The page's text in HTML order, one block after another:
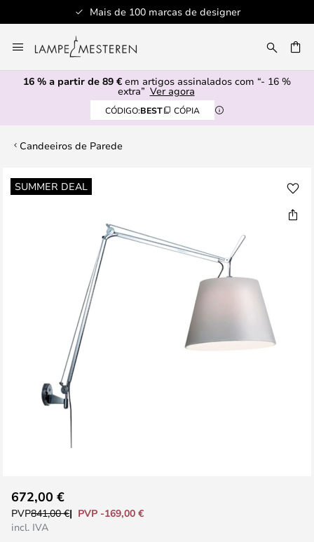
Mais de 100 marcas de designer
para
o
Conteúdo
16 % a partir de 89 € em artigos assinalados com “- 16 %
extra” Ver agora
CÓDIGO:BEST CÓPIA
Candeeiros de Parede
SUMMER DEAL
Saltar
para
para
672,00 €
PVP841,00 €
PVP -169,00 €
incl. IVA